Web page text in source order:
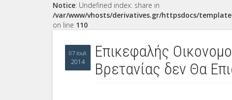
Notice: Undefined index: share in
/var/www/vhosts/derivatives.gr/httpsdocs/
on line 110
07 Ιουλ
2014
Επικεφαλής
Βρετανίας δεν Θα